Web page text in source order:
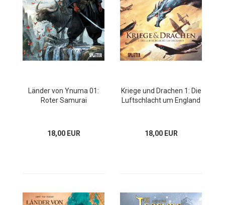
Länder von Ynuma 01:
Roter Samurai
18,00 EUR
Kriege und Drachen 1: Die
Luftschlacht um England
18,00 EUR